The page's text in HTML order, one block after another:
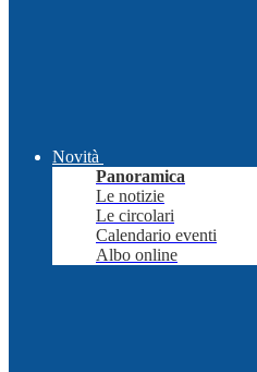
Novità
Panoramica
Le notizie
Le circolari
Calendario eventi
Albo online